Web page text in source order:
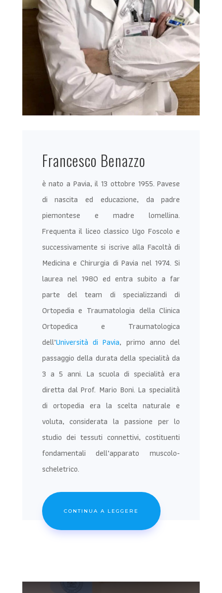
Francesco Benazzo
è nato a Pavia, il 13 ottobre 1955. Pavese
di nascita ed educazione, da padre
piemontese e madre lomellina.
Frequenta il liceo classico Ugo Foscolo e
successivamente si iscrive alla Facoltà di
Medicina e Chirurgia di Pavia nel 1974. Si
laurea nel 1980 ed entra subito a far
parte del team di specializzandi di
Ortopedia e Traumatologia della Clinica
Ortopedica e Traumatologica
dell’Università di Pavia, primo anno del
passaggio della durata della specialità da
3 a 5 anni. La scuola di specialità era
diretta dal Prof. Mario Boni.La specialità
di ortopedia era la scelta naturale e
voluta, considerata la passione per lo
studio dei tessuti connettivi, costituenti
fondamentali dell’apparato muscolo-
scheletrico.
CONTINUA A LEGGERE